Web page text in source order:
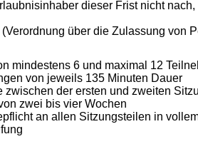
dieser Frist nicht
(Verordnung über die Zulassung von
mindestens 6 und maximal 12
von jeweils 135 Minuten Dauer
zwischen der ersten und zweiten
zwei bis vier Wochen
an allen Sitzungsteilen in